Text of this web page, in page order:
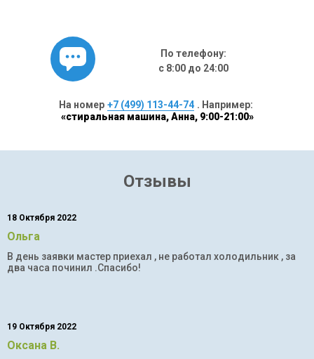
По телефону:
с 8:00 до 24:00
На номер +7 (499) 113-44-74 . Например:
«стиральная машина, Анна, 9:00-21:00»
Отзывы
18 Октября 2022
Ольга
В день заявки мастер приехал , не работал холодильник , за
два часа починил .Спасибо!
19 Октября 2022
Оксана В.